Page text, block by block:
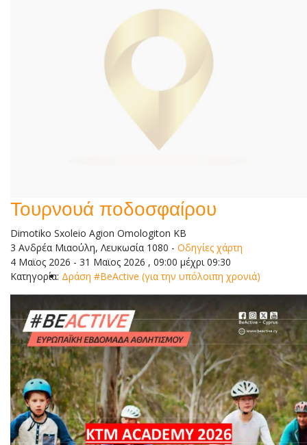
Τουρνουά ποδοσφαίρου
Dimotiko Sxoleio Agion Omologiton KB
3 Ανδρέα Μιαούλη, Λευκωσία 1080 - Οδηγίες χάρτη
4 Μαϊος 2026 - 31 Μαϊος 2026 , 09:00 μέχρι 09:30
Κατηγορία: Δράση #BeActive (για την υπόλοιπη χρονιά)